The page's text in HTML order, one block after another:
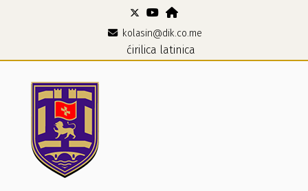
kolasin@dik.co.me
ćirilica latinica